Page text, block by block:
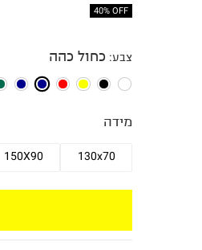
40% OFF
צבע: כחול כהה
מידה
130x70
150X90